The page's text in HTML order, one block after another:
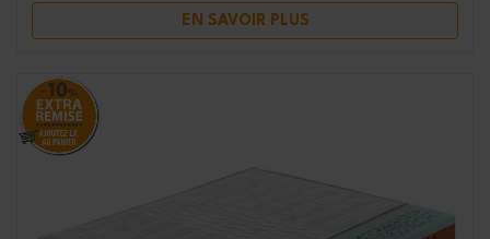
EN SAVOIR PLUS